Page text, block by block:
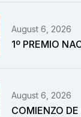
August 6, 2026
1º PREMIO
August 6, 2026
COMIENZO DE